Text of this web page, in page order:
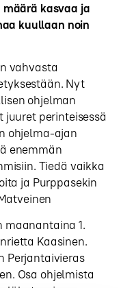
kasvaa ja
kuullaan noin
vahvasta
Nyt
ohjelman
perinteisessä
ohjelma-ajan
enemmän
Tiedä vaikka
ja Purppasekin
1.
Kaasinen.
Perjantaivieras
Osa ohjelmista